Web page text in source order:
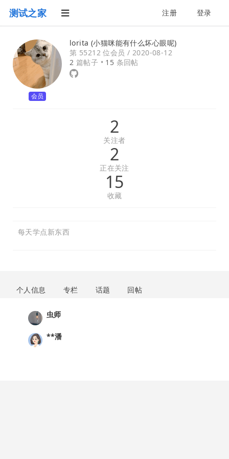
测试之家 注册 登录
会员
lorita (小猫咪能有什么坏心眼呢)
第 55212 位会员 / 2020-08-12
2 篇帖子 • 15 条回帖
2
关注者
2
正在关注
15
收藏
每天学点新东西
个人信息 专栏 话题 回帖
虫师
**潘